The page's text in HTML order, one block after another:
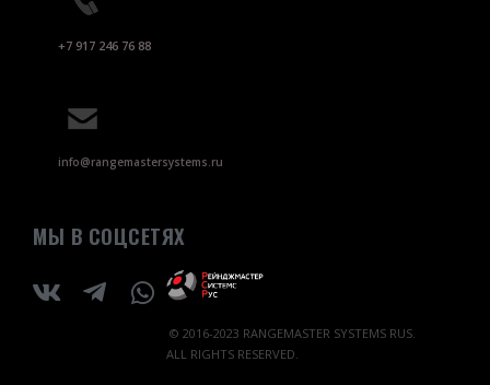
+7 917 246 76 88
info@rangemastersystems.ru
МЫ В СОЦСЕТЯХ
© 2016-2023 RANGEMASTER SYSTEMS RUS.
ALL RIGHTS RESERVED.